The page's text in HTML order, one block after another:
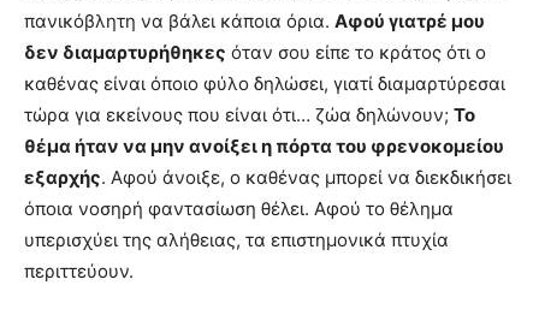
πανικόβλητη να βάλει κάποια όρια. Αφού γιατρέ μου
δεν διαμαρτυρήθηκες όταν σου είπε το κράτος ότι ο
καθένας είναι όποιο φύλο δηλώσει, γιατί διαμαρτύρεσαι
τώρα για εκείνους που είναι ότι… ζώα δηλώνουν; Το
θέμα ήταν να μην ανοίξει η πόρτα του φρενοκομείου
εξαρχής. Αφού άνοιξε, ο καθένας μπορεί να διεκδικήσει
όποια νοσηρή φαντασίωση θέλει. Αφού το θέλημα
υπερισχύει της αλήθειας, τα επιστημονικά πτυχία
περιττεύουν.